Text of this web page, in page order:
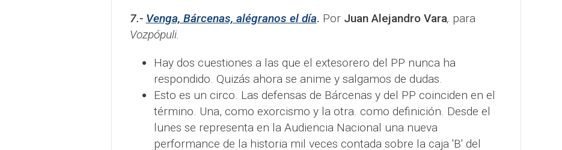
7.- Venga, Bárcenas, alégranos el día. Por Juan Alejandro Vara, para
Vozpópuli.
Hay dos cuestiones a las que el extesorero del PP nunca ha
respondido. Quizás ahora se anime y salgamos de dudas.
Esto es un circo. Las defensas de Bárcenas y del PP coinciden en el
término. Una, como exorcismo y la otra. como definición. Desde el
lunes se representa en la Audiencia Nacional una nueva
performance de la historia mil veces contada sobre la caja 'B' del